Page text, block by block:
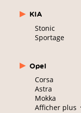
KIA
Stonic
Sportage
Opel
Corsa
Astra
Mokka
Afficher plus